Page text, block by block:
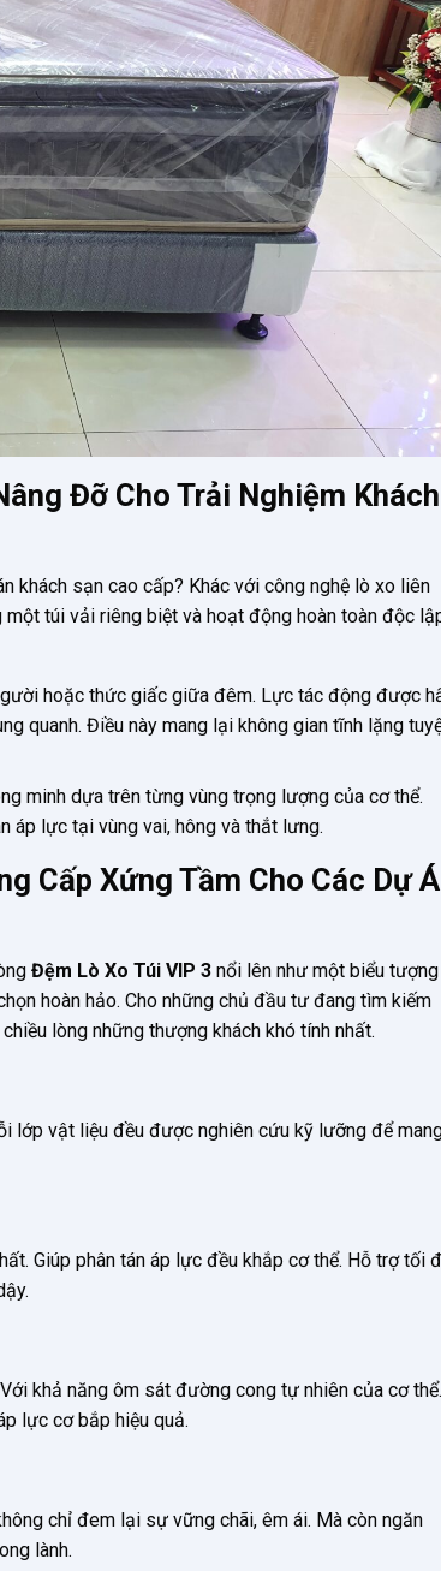
Đỡ Cho Trải Nghiệm Khách
khách sạn cao cấp? Khác với công nghệ lò xo liên
túi vải riêng biệt và hoạt động hoàn toàn độc
hoặc thức giấc giữa đêm. Lực tác động được
quanh. Điều này mang lại không gian tĩnh lặng
minh dựa trên từng vùng trọng lượng của cơ thể.
áp lực tại vùng vai, hông và thắt lưng.
Cấp Xứng Tầm Cho Các Dự
Đệm Lò Xo Túi VIP 3 nổi lên như một biểu tượng
hoàn hảo. Cho những chủ đầu tư đang tìm kiếm
lòng những thượng khách khó tính nhất.
lớp vật liệu đều được nghiên cứu kỹ lưỡng để
Giúp phân tán áp lực đều khắp cơ thể. Hỗ trợ tối
khả năng ôm sát đường cong tự nhiên của cơ thể.
lực cơ bắp hiệu quả.
chỉ đem lại sự vững chãi, êm ái. Mà còn ngăn
lành.